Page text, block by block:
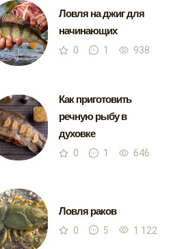
Ловля на джиг для
начинающих
0 1 938
Как приготовить
речную рыбу в
духовке
0 1 646
Ловля раков
0 5 1 122